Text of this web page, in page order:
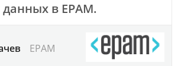
в EPAM.
EPAM